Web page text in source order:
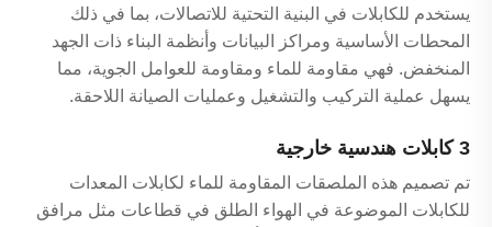
يستخدم للكابلات في البنية التحتية للاتصالات، بما في ذلك
المحطات الأساسية ومراكز البيانات وأنظمة البناء ذات الجهد
المنخفض. فهي مقاومة للماء ومقاومة للعوامل الجوية، مما
يسهل عملية التركيب والتشغيل وعمليات الصيانة اللاحقة.
3 كابلات هندسية خارجية
تم تصميم هذه الملصقات المقاومة للماء لكابلات المعدات
للكابلات الموضوعة في الهواء الطلق في قطاعات مثل مرافق